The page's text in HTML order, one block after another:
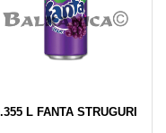
L FANTA STRUGURI